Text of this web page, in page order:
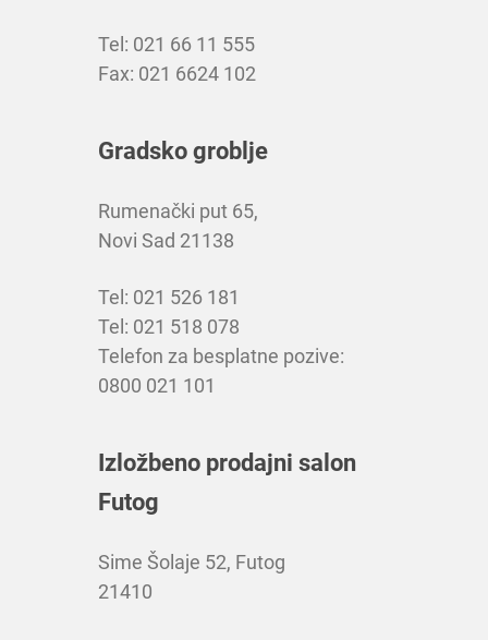
Tel: 021 66 11 555
Fax: 021 6624 102
Gradsko groblje
Rumenački put 65,
Novi Sad 21138
Tel: 021 526 181
Tel: 021 518 078
Telefon za besplatne pozive:
0800 021 101
Izložbeno prodajni salon
Futog
Sime Šolaje 52, Futog
21410